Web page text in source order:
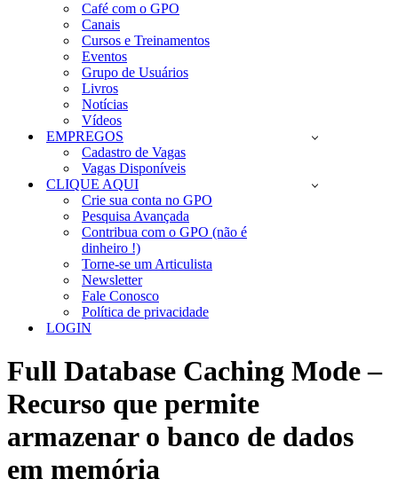
Café com o GPO
Canais
Cursos e Treinamentos
Eventos
Grupo de Usuários
Livros
Notícias
Vídeos
EMPREGOS
Cadastro de Vagas
Vagas Disponíveis
CLIQUE AQUI
Crie sua conta no GPO
Pesquisa Avançada
Contribua com o GPO (não é
dinheiro !)
Torne-se um Articulista
Newsletter
Fale Conosco
Política de privacidade
LOGIN
Full Database Caching Mode –
Recurso que permite
armazenar o banco de dados
em memória